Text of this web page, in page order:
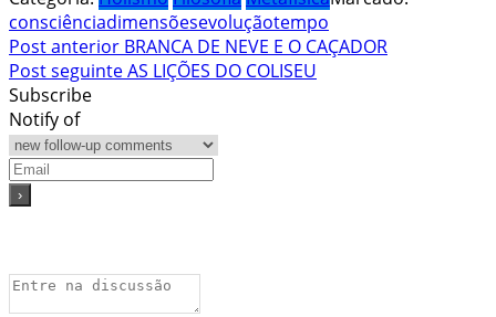
consciênciadimensõesevoluçãotempo
Navegação
de
Post
Post anterior BRANCA DE NEVE E O CAÇADOR
Post seguinteAS LIÇÕES DO COLISEU
Subscribe
Notify of